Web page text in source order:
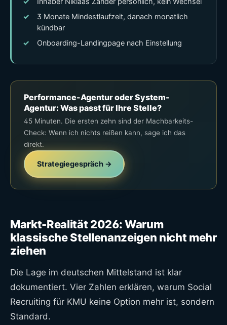
3 Monate Mindestlaufzeit, danach monatlich
kündbar
Onboarding-Landingpage nach Einstellung
Performance-Agentur oder System-
Agentur: Was passt für Ihre Stelle?
45 Minuten. Die ersten zehn sind der Machbarkeits-
Check: Wenn ich nichts reißen kann, sage ich das
direkt.
Strategiegespräch →
Markt-Realität 2026: Warum
klassische Stellenanzeigen nicht mehr
ziehen
Die Lage im deutschen Mittelstand ist klar
dokumentiert. Vier Zahlen erklären, warum Social
Recruiting für KMU keine Option mehr ist, sondern
Standard.